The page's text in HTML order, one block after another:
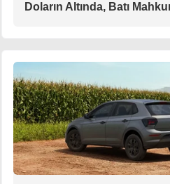
Doların Altında, Batı